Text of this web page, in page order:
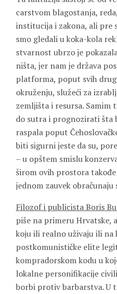
carstvom blagostanja,
institucija i zakona, ali pre
smo gledali u koka-kola
stvarnost ubrzo je
ništa, jer nam je država
platforma, poput svih
okruženju, služeći za
zemljišta i resursa. Samim
do sutra i prognozirati šta
raspala poput
biti sigurni jeste da su,
– u opštem smislu
širom ovih prostora
jednom zauvek obračunaju
Filozof i publicista Boris
piše na primeru Hrvatske,
koju ili realno uživaju ili na
postkomunističke elite
kompradorskom kodu u
lokalne personifikacije
borbi protiv barbarstva. U